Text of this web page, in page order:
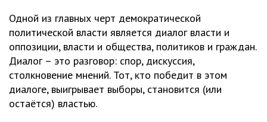
Одной из главных черт демократической
политической власти является диалог власти и
оппозиции, власти и общества, политиков и граждан.
Диалог – это разговор: спор, дискуссия,
столкновение мнений. Тот, кто победит в этом
диалоге, выигрывает выборы, становится (или
остаётся) властью.